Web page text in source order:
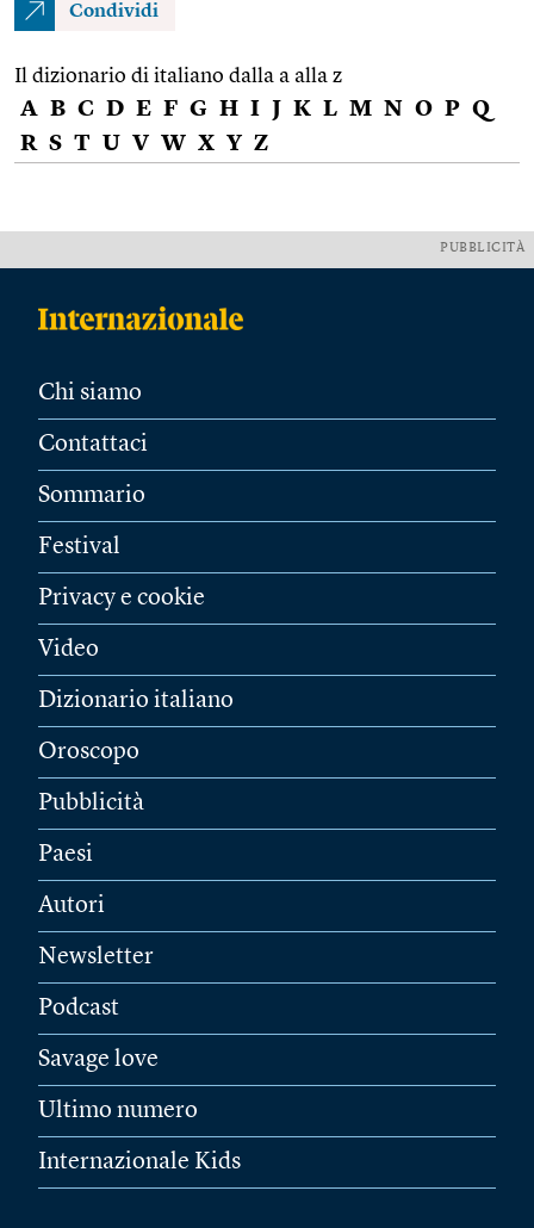
Condividi
Il dizionario di italiano dalla a alla z
A B C D E F G H I J K L M N O P Q
R S T U V W X Y Z
PUBBLICITÀ
Chi siamo
Contattaci
Sommario
Festival
Privacy e cookie
Video
Dizionario italiano
Oroscopo
Pubblicità
Paesi
Autori
Newsletter
Podcast
Savage love
Ultimo numero
Internazionale Kids